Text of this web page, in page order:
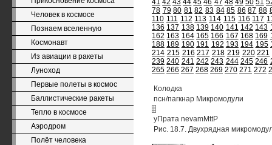
Человек в космосе
Познаем вселенную
Космонавт
Из авиации в ракеты
Луноход
Первые полеты в космос
Баллистические ракеты
Тепло в космосе
Аэродром
Полёт человека
41 42 43 44 45 46 47 48 49 50 51
78 79 80 81 82 83 84 85 86 87 88
110 111 112 113 114 115 116 117
136 137 138 139 140 141 142 143
162 163 164 165 166 167 168 169
188 189 190 191 192 193 194 195
214 215 216 217 218 219 220 221
239 240 241 242 243 244 245 246
265 266 267 268 269 270 271 272
Колодка
псн/пагкнар Микромодули
уПрата nevamMttP
Рис. 18.7. Двухрядная